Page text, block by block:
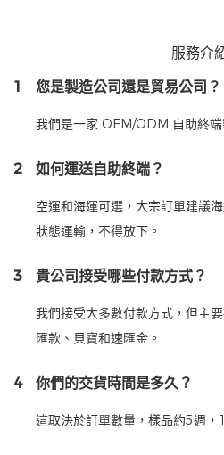
服務介
1
您是製造公司還是貿易公司？
我們是一家 OEM/ODM 自助終端
2 如何運送自助終端？
空運和海運可選，大宗訂單建議
狀態運輸，不得放下。
3 貴公司接受哪些付款方式？
我們接受大多數付款方式，但主
匯款、貝寶和速匯金。
4 你們的交貨時間是多久？
這取決於訂單數量，樣品約5週，